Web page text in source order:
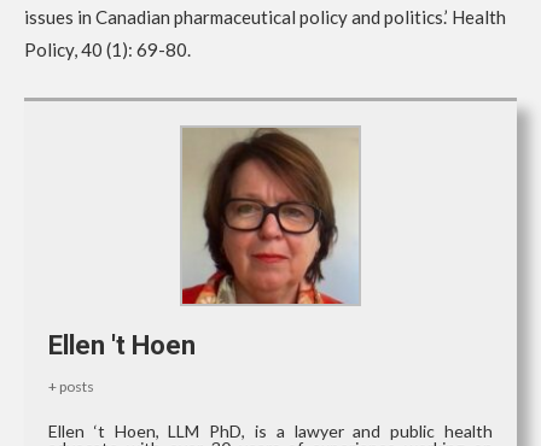
issues in Canadian pharmaceutical policy and politics.’ Health
Policy, 40 (1): 69-80.
Ellen 't Hoen
+ posts
Ellen ‘t Hoen, LLM PhD, is a lawyer and public health